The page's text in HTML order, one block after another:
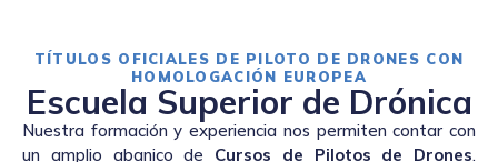
TÍTULOS OFICIALES DE PILOTO DE DRONES CON
HOMOLOGACIÓN EUROPEA
Escuela Superior de Drónica
Nuestra formación y experiencia nos permiten contar con
un amplio abanico de Cursos de Pilotos de Drones.